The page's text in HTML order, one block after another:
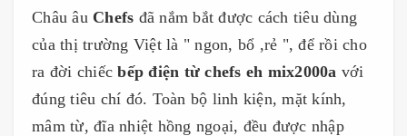
Châu âu Chefs đã nắm bắt được cách tiêu dùng
của thị trường Việt là " ngon, bổ ,rẻ ", để rồi cho
ra đời chiếcbếp điện từ chefs eh mix2000a với
đúng tiêu chí đó. Toàn bộ linh kiện, mặt kính,
mâm từ, đĩa nhiệt hồng ngoại, đều được nhập